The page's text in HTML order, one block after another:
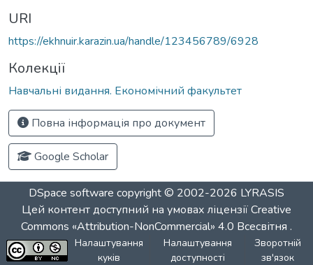
URI
https://ekhnuir.karazin.ua/handle/123456789/6928
Колекції
Навчальні видання. Економічний факультет
Повна інформація про документ
Google Scholar
DSpace software copyright © 2002-2026 LYRASIS
Цей контент доступний на умовах ліцензіїCreative
Commons «Attribution-NonCommercial» 4.0 Всесвітня .
Налаштування
куків
Налаштування
доступності
Зворотній
зв'язок